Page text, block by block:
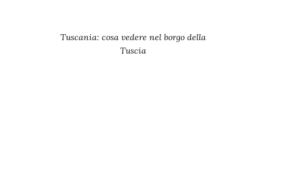
Tuscania: cosa vedere nel borgo della
Tuscia